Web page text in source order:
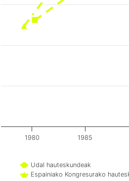
Udal hauteskundeak
Espainiako Kongresurako
1980 1985